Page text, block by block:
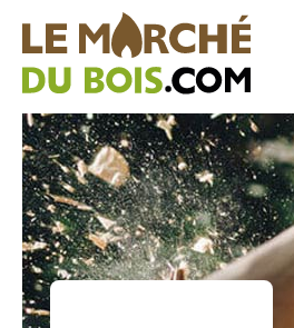
CHAUFFAGE AU BOIS
FAQ
CALCULER SA CONSOMMATION
TROUVER SON FOURNISSEUR